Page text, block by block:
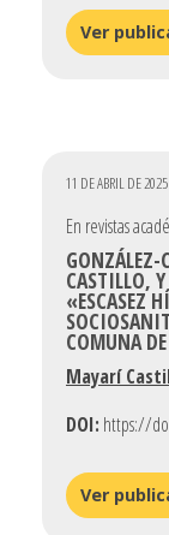
Ver
11 DE ABRIL DE 2025
En revistas
CASTILLO,
«ESCASEZ
COMUNA
Mayarí
DOI: https://
Ver